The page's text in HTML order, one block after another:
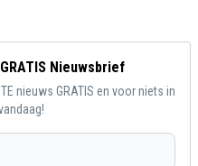
Nieuwsbrief
nieuws GRATIS en voor niets in